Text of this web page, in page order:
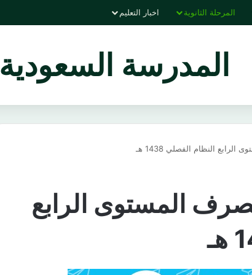
المرحلة الثانوية اخبار التعليم
المدرسة السعودية
النظام الفصلي 1438 هـ
المستوى الرابع